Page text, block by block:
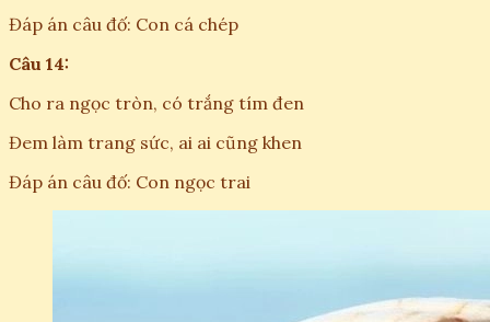
Đáp án câu đố: Con cá chép
Câu 14:
Cho ra ngọc tròn, có trắng tím đen
Đem làm trang sức, ai ai cũng khen
Đáp án câu đố: Con ngọc trai